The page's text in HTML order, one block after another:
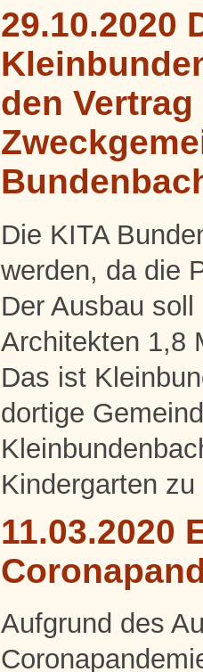
29.10.2020
den Vertrag
Die KITA
werden, da die
Der Ausbau
Architekten 1,8
Das ist
dortige
Kindergarten zu
11.03.2020
Aufgrund des